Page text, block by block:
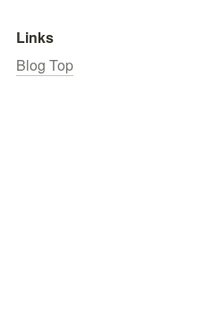
Links
Blog Top